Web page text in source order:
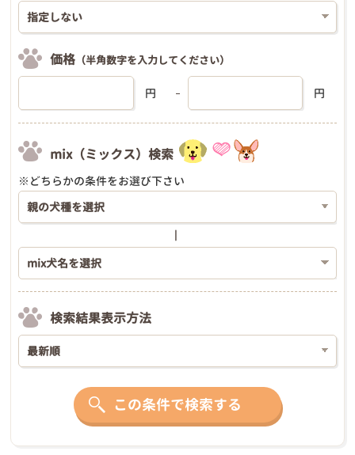
価格 （半角数字を入力してください）
円 円
mix（ミックス）検索
※どちらかの条件をお選び下さい
検索結果表示方法
この条件で検索する